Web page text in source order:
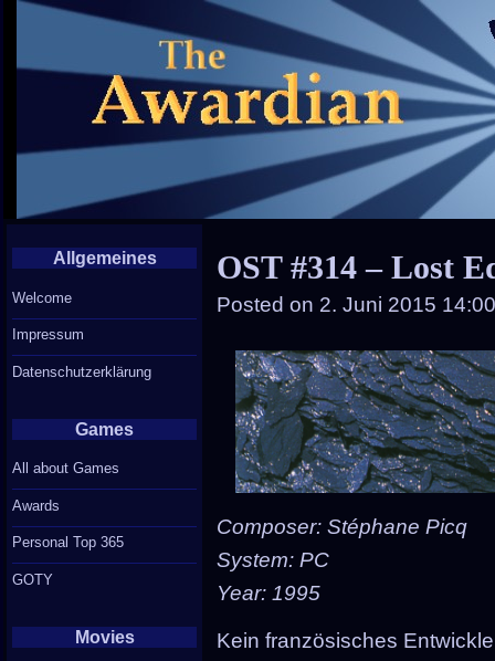
OST #314 – Lost
Posted on 2. Juni 2015
Composer: Stéphane Picq
System: PC
Year: 1995
Kein französisches
Allgemeines
Welcome
Impressum
Datenschutzerklärung
Games
All about Games
Awards
Personal Top 365
GOTY
Movies